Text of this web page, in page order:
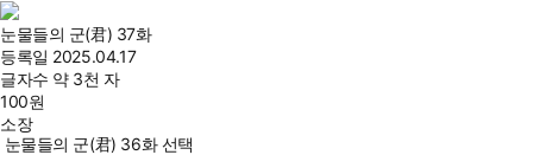
눈물들의 군(君) 37화
등록일 2025.04.17
글자수 약 3천 자
100원
소장
눈물들의 군(君) 36화 선택